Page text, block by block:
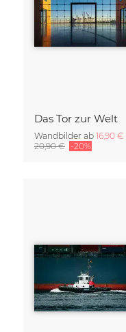
Das Tor zur Welt
Wandbilder ab 16,90 €
20,90 € -20%